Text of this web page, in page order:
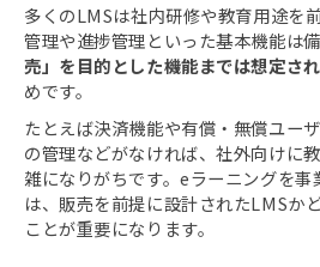
多くのLMSは社内研修や教育用途を
管理や進捗管理といった基本機能は備
売」を目的とした機能までは想定さ
めです。
たとえば決済機能や有償・無償ユー
の管理などがなければ、社外向けに
雑になりがちです。eラーニングを
は、販売を前提に設計されたLMSか
ことが重要になります。